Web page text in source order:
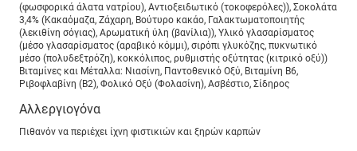
(φωσφορικά άλατα νατρίου), Αντιοξειδωτικό (τοκοφερόλες)), Σοκολάτα
3,4% (Κακαόμαζα, Ζάχαρη, Βούτυρο κακάο, Γαλακτωματοποιητής
(λεκιθίνη σόγιας), Αρωματική ύλη (βανίλια)), Υλικό γλασαρίσματος
(μέσο γλασαρίσματος (αραβικό κόμμι), σιρόπι γλυκόζης, πυκνωτικό
μέσο (πολυδεξτρόζη), κοκκόλιπος, ρυθμιστής οξύτητας (κιτρικό οξύ))
Βιταμίνες και Μέταλλα: Νιασίνη, Παντοθενικό Οξύ, Βιταμίνη B6,
Ριβοφλαβίνη (B2), Φολικό Οξύ (Φολασίνη), Ασβέστιο, Σίδηρος
Αλλεργιογόνα
Πιθανόν να περιέχει ίχνη φιστικιών και ξηρών καρπών